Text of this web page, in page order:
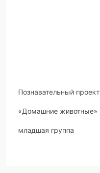
Познавательный проект
«Домашние животные»
младшая группа